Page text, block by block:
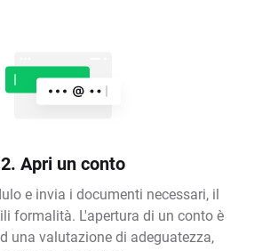
2. Apri un conto
e invia i documenti necessari, il
formalità. L'apertura di un conto è
una valutazione di adeguatezza,